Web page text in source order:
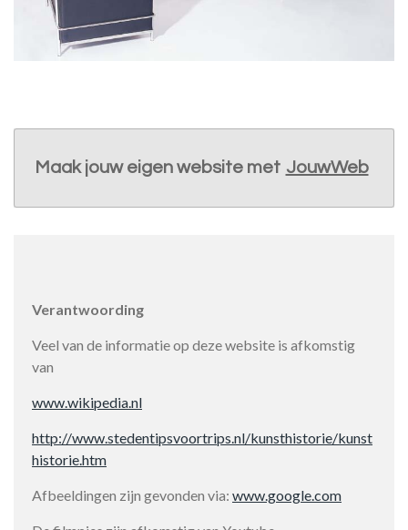
Maak jouw eigen website met JouwWeb
Verantwoording
Veel van de informatie op deze website is afkomstig
van
www.wikipedia.nl
http://www.stedentipsvoortrips.nl/kunsthistorie/kunst
historie.htm
Afbeeldingen zijn gevonden via: www.google.com